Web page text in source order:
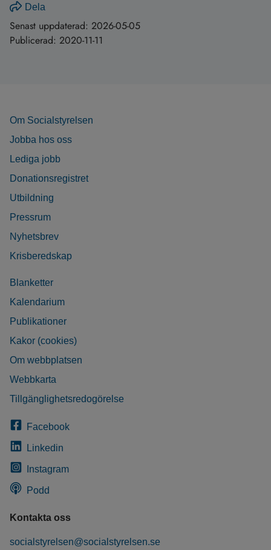
Dela
Senast uppdaterad: 2026-05-05
Publicerad: 2020-11-11
Om Socialstyrelsen
Jobba hos oss
Lediga jobb
Donationsregistret
Utbildning
Pressrum
Nyhetsbrev
Krisberedskap
Blanketter
Kalendarium
Publikationer
Kakor (cookies)
Om webbplatsen
Webbkarta
Tillgänglighetsredogörelse
Facebook
Linkedin
Instagram
Podd
Kontakta oss
socialstyrelsen@socialstyrelsen.se